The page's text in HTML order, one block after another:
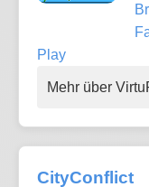
Play
Mehr über
CityConflict